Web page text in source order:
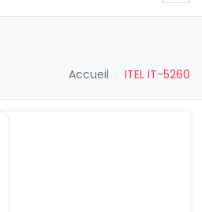
0.000DT
Accueil ITEL IT-5260